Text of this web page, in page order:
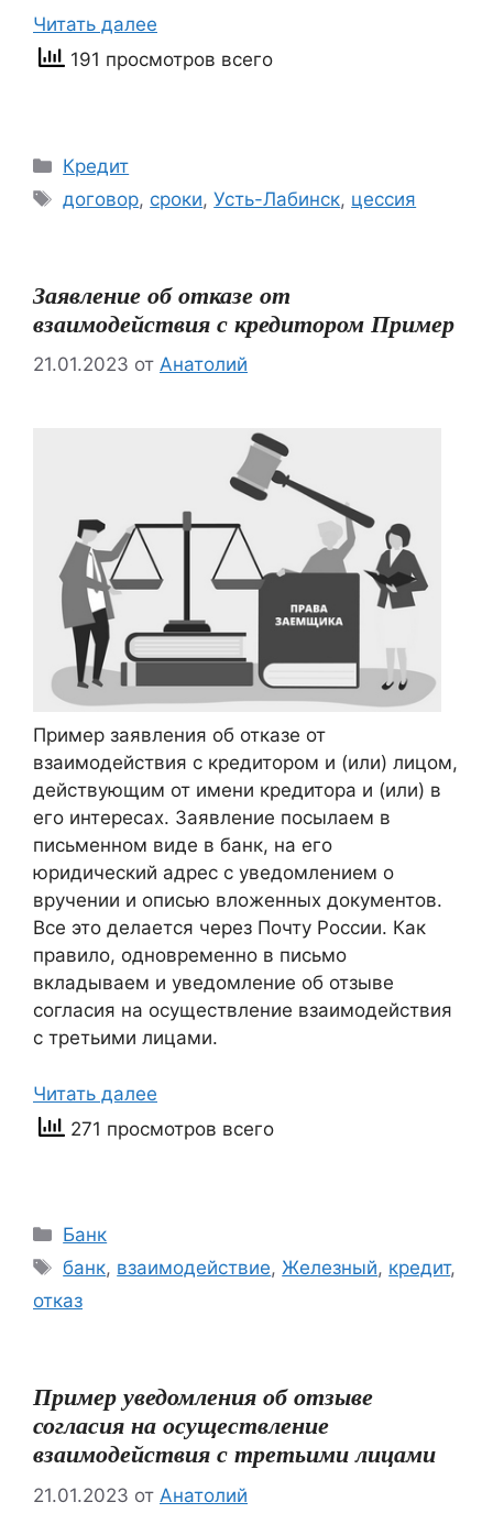
Читать далее
191 просмотров всего
Рубрики
Кредит
Метки
договор, сроки,Усть-Лабинск, цессия
Заявление об отказе от
взаимодействия с кредитором Пример
21.01.2023 от Анатолий
Пример заявления об отказе от
взаимодействия с кредитором и (или) лицом,
действующим от имени кредитора и (или) в
его интересах. Заявление посылаем в
письменном виде в банк, на его
юридический адрес с уведомлением о
вручении и описью вложенных документов.
Все это делается через Почту России. Как
правило, одновременно в письмо
вкладываем и уведомление об отзыве
согласия на осуществление взаимодействия
с третьими лицами.
Читать далее
271 просмотров всего
Рубрики
Банк
Метки
банк, взаимодействие,Железный, кредит,
отказ
Пример уведомления об отзыве
согласия на осуществление
взаимодействия с третьими лицами
21.01.2023 от Анатолий